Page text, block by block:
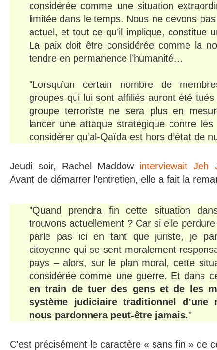
considérée comme une situation
limitée dans le temps. Nous ne devons
actuel, et tout ce qu’il implique, constitue
La paix doit être considérée comme la
tendre en permanence l’humanité…
"Lorsqu’un certain nombre de
groupes qui lui sont affiliés auront été
groupe terroriste ne sera plus en
lancer une attaque stratégique contre
considérer qu’al-Qaïda est hors d’état de
Jeudi soir, Rachel Maddow interviewait Jeh
Avant de démarrer l’entretien, elle a fait la
"Quand prendra fin cette situation
trouvons actuellement ? Car si elle
parle pas ici en tant que juriste, je
citoyenne qui se sent moralement
pays – alors, sur le plan moral, cette
considérée comme une guerre. Et dans
en train de tuer des gens et de les
système judiciaire traditionnel d’une
nous pardonnera peut-être jamais."
C’est précisément le caractère « sans fin » de